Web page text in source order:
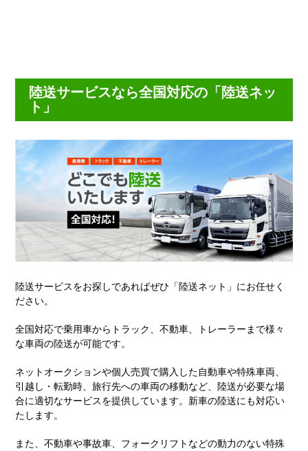
陸送サービスなら全国対応の「陸送ネッ
ト」
陸送サービスをお探しであればぜひ「陸送ネット」にお任せく
ださい。
全国対応で乗用車からトラック、不動車、トレーラーまで様々
な車両の陸送が可能です。
ネットオークションや個人売買で購入した自動車や特殊車両、
引越し・転勤時、旅行先への車両の移動など、陸送が必要な場
合に適切なサービスを提供しています。新車の陸送にも対応い
たします。
また、不動車や事故車、フォークリフトなどの動力のない特殊